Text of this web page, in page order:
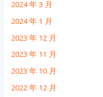
2024 年 3 月
2024 年 1 月
2023 年 12 月
2023 年 11 月
2023 年 10 月
2022 年 12 月